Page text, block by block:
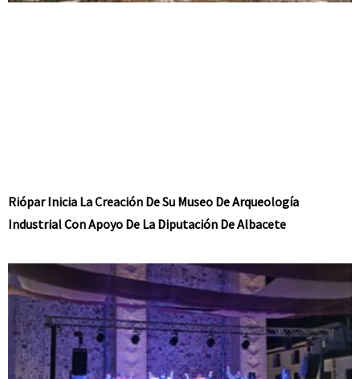
Riópar Inicia La Creación De Su Museo De Arqueología
Industrial Con Apoyo De La Diputación De Albacete